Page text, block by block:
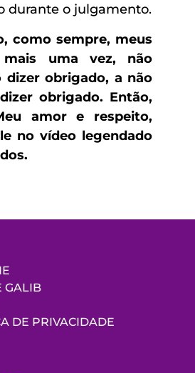
durante o julgamento.
como sempre, meus
uma vez, não
dizer obrigado, a não
obrigado. Então,
amor e respeito,
no vídeo legendado
GALIB
DE PRIVACIDADE